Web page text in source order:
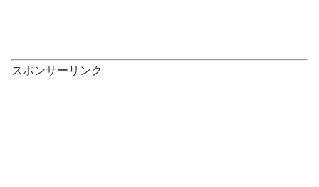
スポンサーリンク